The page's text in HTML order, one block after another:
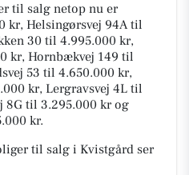
til salg netop nu er
kr, Helsingørsvej 94A til
30 til 4.995.000 kr,
kr, Hornbækvej 149 til
53 til 4.650.000 kr,
kr, Lergravsvej 4L til
8G til 3.295.000 kr og
kr.
til salg i Kvistgård ser